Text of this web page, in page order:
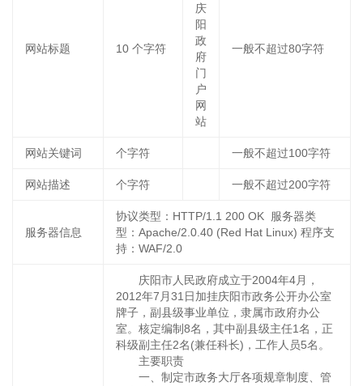
网站标题 10 个字符
庆
阳
政
府
门
户
网
站
一般不超过80字符
网站关键词 个字符 一般不超过100字符
网站描述 个字符 一般不超过200字符
服务器信息
协议类型：HTTP/1.1 200 OK 服务器类
型：Apache/2.0.40 (Red Hat Linux) 程序支
持：WAF/2.0
庆阳市人民政府成立于2004年4月，
2012年7月31日加挂庆阳市政务公开办公室
牌子，副县级事业单位，隶属市政府办公
室。核定编制8名，其中副县级主任1名，正
科级副主任2名(兼任科长)，工作人员5名。
主要职责
一、制定市政务大厅各项规章制度、管